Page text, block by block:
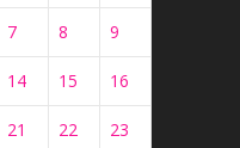
7 8 9
14 15 16
21 22 23